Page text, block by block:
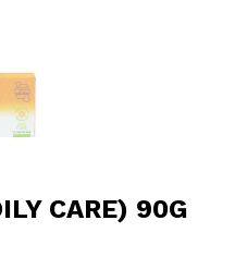
CARE) 90G